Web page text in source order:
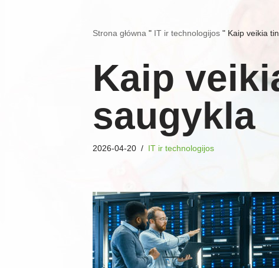
Strona główna " IT ir technologijos " Kaip veikia
Kaip
saugykla
2026-04-20 IT ir technologijos